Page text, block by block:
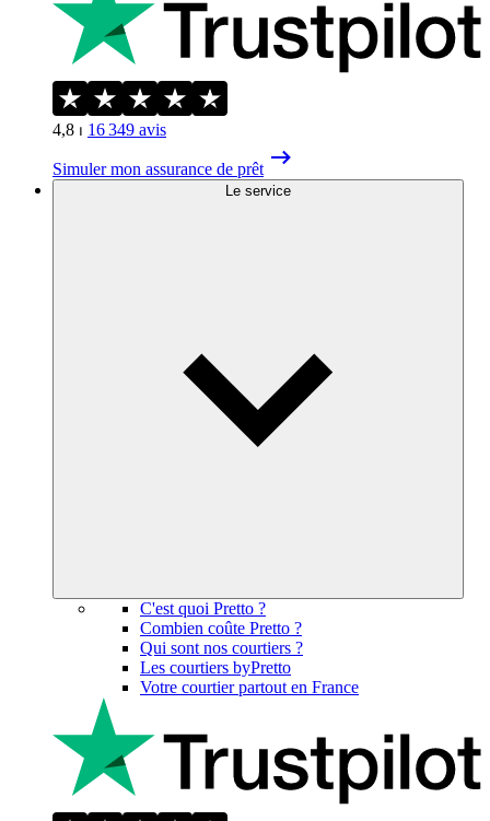
4,8 ⏐ 16 349 avis
Simuler mon assurance de prêt
Le service
C'est quoi Pretto ?
Combien coûte Pretto ?
Qui sont nos courtiers ?
Les courtiers byPretto
Votre courtier partout en France